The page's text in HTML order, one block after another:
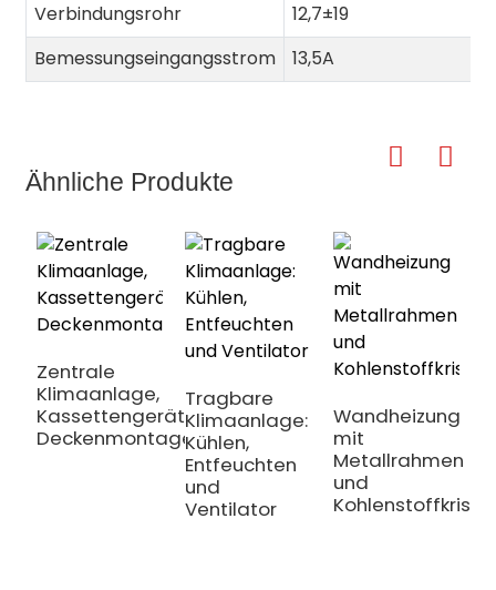
Verbindungsrohr
12,7±19
Bemessungseingangsstrom
13,5A
Ähnliche Produkte
Zentrale
Klimaanlage,
Kassettengerät,
Deckenmontage
Tragbare
Klimaanlage:
Kühlen,
Entfeuchten
und
Ventilator
Wandheizung
mit
Metallrahmen
und